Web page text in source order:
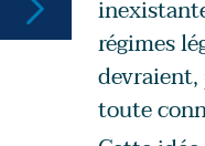
régimes
devraient,
toute